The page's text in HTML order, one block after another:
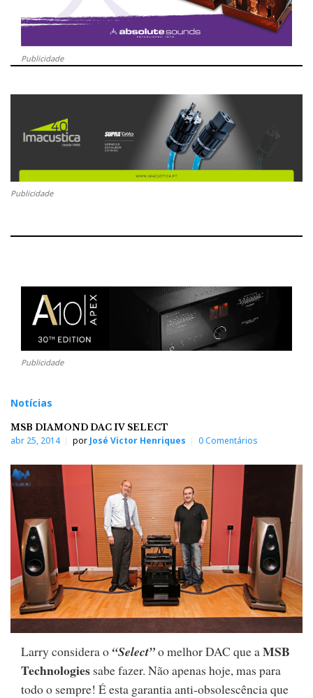
Publicidade
Publicidade
Publicidade
Notícias
MSB DIAMOND DAC IV SELECT
abr 25, 2014 por José Victor Henriques 0 Comentários
Larry considera o “Select”o melhor DAC que aMSB
Technologies sabe fazer. Não apenas hoje, mas para
todo o sempre! É esta garantia anti-obsolescência que